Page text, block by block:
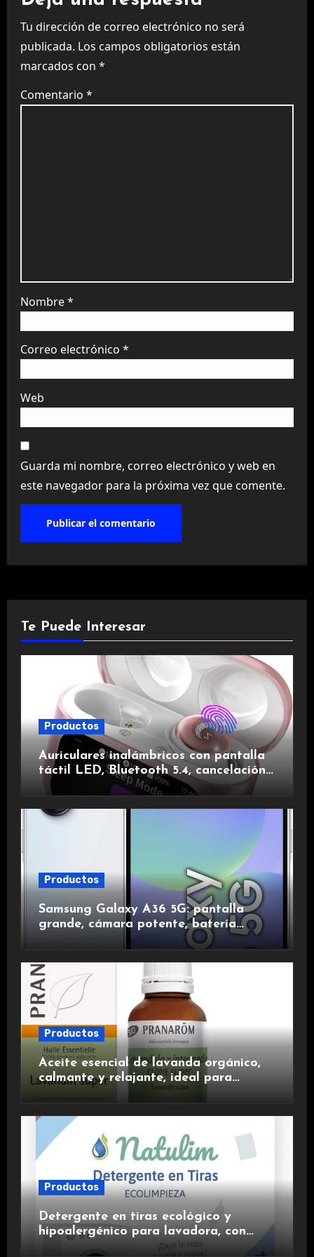
Tu dirección de correo electrónico no será
publicada. Los campos obligatorios están
marcados con *
Comentario *
Nombre*
Correo electrónico *
Web
Guarda mi nombre, correo electrónico y web en
este navegador para la próxima vez que comente.
Te Puede Interesar
Productos
Auriculares inalámbricos con pantalla
táctil LED, Bluetooth 5.4, cancelación
de ruido, impermeables y de larga
duración.
Productos
Samsung Galaxy A36 5G: pantalla
grande, cámara potente, batería
duradera y carga rápida para una
experiencia premium.
Productos
Aceite esencial de lavanda orgánico,
calmante y relajante, ideal para
Productos
Detergente en tiras ecológico y
hipoalergénico para lavadora, con
suavizante incluido y fragancia de